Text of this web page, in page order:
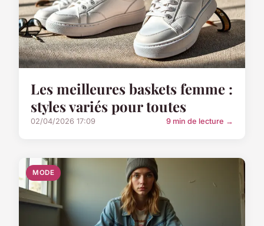
Les meilleures baskets femme :
styles variés pour toutes
02/04/2026 17:09 9 min de lecture →
MODE